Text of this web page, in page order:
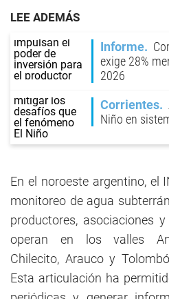
LEE ADEMÁS
Informe
exige 28%
2026
Corrientes
Niño en
En el noroeste argentino, el
monitoreo de agua
productores, asociaciones
operan en los valles
Chilecito, Arauco y
Esta articulación ha